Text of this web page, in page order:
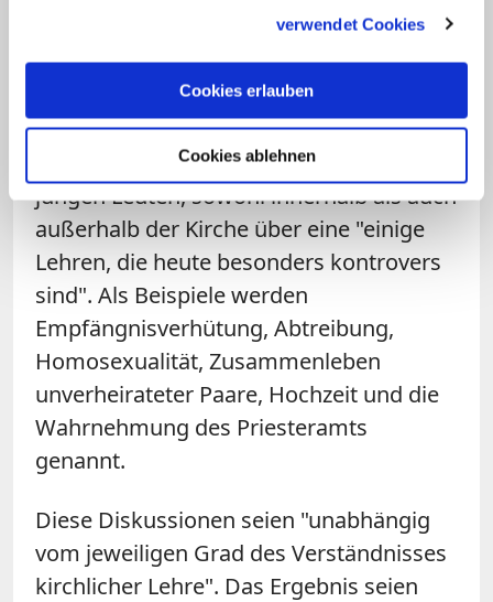
verwendet Cookies
Cookies erlauben
Cookies ablehnen
Auch die schwindende Akzeptanz der
kirchlichen Morallehre sprechen die
Jugendlichen an. Es gebe oft große
Meinungsverschiedenheiten unter
jungen Leuten, sowohl innerhalb als auch
außerhalb der Kirche über eine "einige
Lehren, die heute besonders kontrovers
sind". Als Beispiele werden
Empfängnisverhütung, Abtreibung,
Homosexualität, Zusammenleben
unverheirateter Paare, Hochzeit und die
Wahrnehmung des Priesteramts
genannt.
Diese Diskussionen seien "unabhängig
vom jeweiligen Grad des Verständnisses
kirchlicher Lehre". Das Ergebnis seien